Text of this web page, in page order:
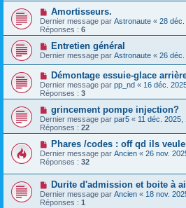
Amortisseurs.
Dernier message par Astronaute « 28 déc.
Réponses : 6
Entretien général
Dernier message par Astronaute « 26 déc.
Démontage essuie-glace
Dernier message par pp_nd « 16 déc.
Réponses : 3
grincement pompe injection?
Dernier message par par5 « 11 déc. 2025,
Réponses : 22
Phares /codes : off qd ils
Dernier message par Ancien « 26 nov.
Réponses : 32
Durite d'admission et boite à
Dernier message par Ancien « 18 nov.
Réponses : 1